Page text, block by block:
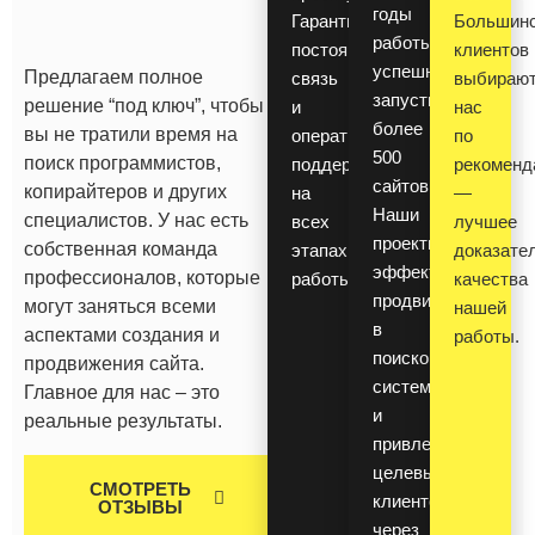
Предлагаем полное
решение “под ключ”, чтобы
вы не тратили время на
поиск программистов,
копирайтеров и других
специалистов. У нас есть
собственная команда
профессионалов, которые
могут заняться всеми
аспектами создания и
продвижения сайта.
Главное для нас – это
реальные результаты.
СМОТРЕТЬ
ОТЗЫВЫ
Гарантируем
постоянную
связь
и
оперативную
поддержку
на
всех
этапах
работы.
годы
работы
успешно
запустили
более
500
сайтов.
Наши
проекты
эффективно
продвигаются
в
поисковых
системах
и
привлекают
целевых
клиентов
через
клиентов
нас
по
—
лучшее
качества
нашей
работы.